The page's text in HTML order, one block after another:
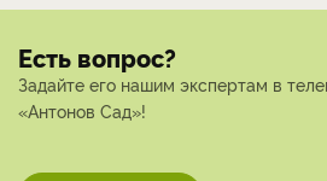
Есть вопрос?
Задайте его нашим экспертам в
«Антонов Сад»!